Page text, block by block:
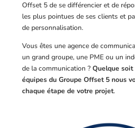
Offset 5 de se différencier et de
les plus pointues de ses clients et
de personnalisation.
Vous êtes une agence de
un grand groupe, une PME ou un
de la communication ? Quelque
équipes du Groupe Offset 5 nous
chaque étape de votre projet.